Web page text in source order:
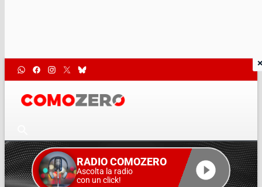
RADIO COMOZERO
Ascolta la radio
con un click!